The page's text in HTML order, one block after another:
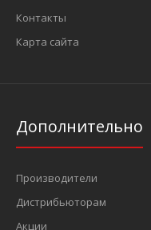
Контакты
Карта сайта
Дополнительно
Производители
Дистрибьюторам
Акции